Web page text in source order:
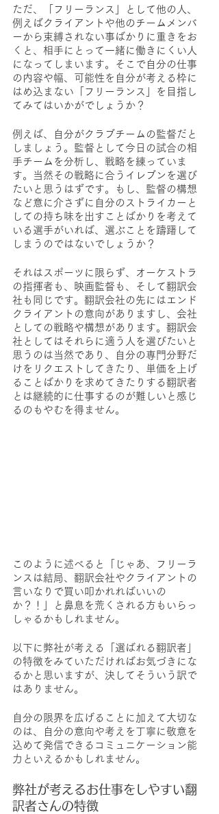
ただ、「フリーランス」として他の人、
例えばクライアントや他のチームメンバ
ーから束縛されない事ばかりに重きをお
くと、相手にとって一緒に働きにくい人
になってしまいます。そこで自分の仕事
の内容や幅、可能性を自分が考える枠に
はめ込まない「フリーランス」を目指し
てみてはいかがでしょうか？
例えば、自分がクラブチームの監督だと
しましょう。監督として今日の試合の相
手チームを分析し、戦略を練っていま
す。当然その戦略に合うイレブンを選び
たいと思うはずです。もし、監督の構想
など意に介さずに自分のストライカーと
しての持ち味を出すことばかりを考えて
いる選手がいれば、選ぶことを躊躇して
しまうのではないでしょうか？
それはスポーツに限らず、オーケストラ
の指揮者も、映画監督も、そして翻訳会
社も同じです。翻訳会社の先にはエンド
クライアントの意向がありますし、会社
としての戦略や構想があります。翻訳会
社としてはそれらに適う人を選びたいと
思うのは当然であり、自分の専門分野だ
けをリクエストしてきたり、単価を上げ
ることばかりを求めてきたりする翻訳者
とは継続的に仕事するのが難しいと感じ
るのもやむを得ません。
このように述べると「じゃあ、フリーラ
ンスは結局、翻訳会社やクライアントの
言いなりで買い叩かれればいいの
か？！」と鼻息を荒くされる方もいらっ
しゃるかもしれません。
以下に弊社が考える「選ばれる翻訳者」
の特徴をみていただければお気づきにな
るかと思いますが、決してそういう訳で
はありません。
自分の限界を広げることに加えて大切な
のは、自分の意向や考えを丁寧に敬意を
込めて発信できるコミュニケーション能
力といえるかもしれません。
弊社が考えるお仕事をしやすい翻
訳者さんの特徴